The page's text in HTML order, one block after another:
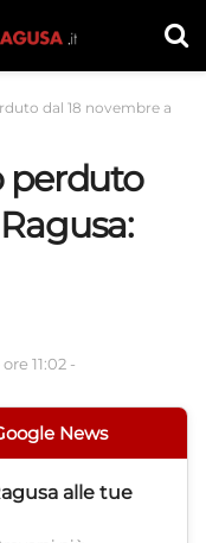
dal 18 novembre a
perduto
11:02 -
News
alle tue